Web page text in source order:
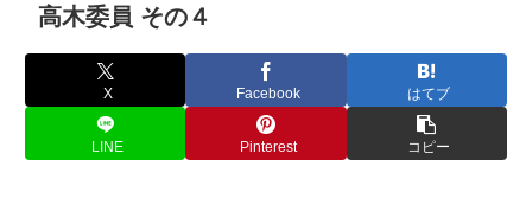
高木委員 その４
X Facebook はてブ
LINE Pinterest コピー